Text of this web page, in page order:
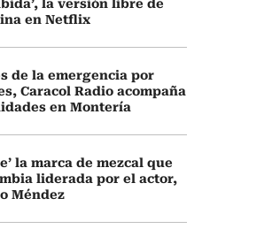
la versión libre de
en Netflix
de la emergencia por
Caracol Radio acompaña
en Montería
la marca de mezcal que
liderada por el actor,
Méndez